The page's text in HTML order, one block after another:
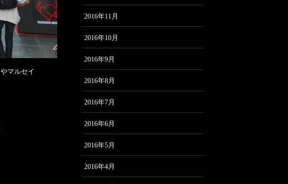
2016年11月
2016年10月
2016年9月
2016年8月
2016年7月
2016年6月
2016年5月
2016年4月
やマルセイ